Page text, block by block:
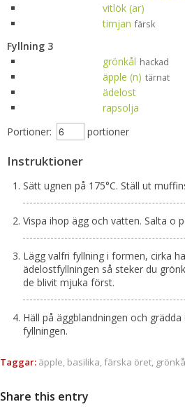
vitlök (ar)
timjan färsk
Fyllning 3
grönkål hackad
äpple (n) tärnat
ädelost
rapsolja
Portioner:
portioner
Instruktioner
Sätt ugnen på 175°C. Ställ ut
Vispa ihop ägg och vatten. Salta o
Lägg valfri fyllning i formen, cirka
ädelostfyllningen så steker du
de blivit mjuka först.
Häll på äggblandningen och
fyllningen.
Taggar: äpple, basilika,färska öret,
Share this entry